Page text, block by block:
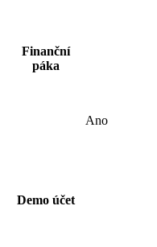
Finanční
páka
Ano
Demo účet